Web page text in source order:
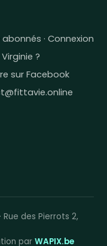
· Connexion
?
sur Facebook
des Pierrots 2,
par WAPIX.be